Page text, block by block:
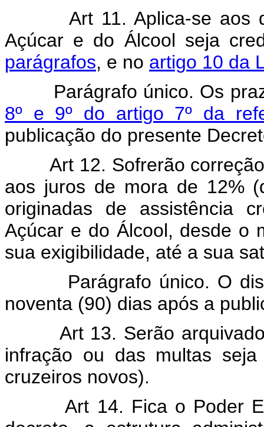
Art 11. Aplica-se aos
Açúcar e do Álcool seja
parágrafos, e no artigo 10 da
Parágrafo único. Os
8º e 9º do artigo 7º da
publicação do presente
Art 12. Sofrerão correção
aos juros de mora de 12%
originadas de assistência
Açúcar e do Álcool, desde o
sua exigibilidade, até a sua
Parágrafo único. O
noventa (90) dias após a
Art 13. Serão arquivados
infração ou das multas
cruzeiros novos).
Art 14. Fica o Poder